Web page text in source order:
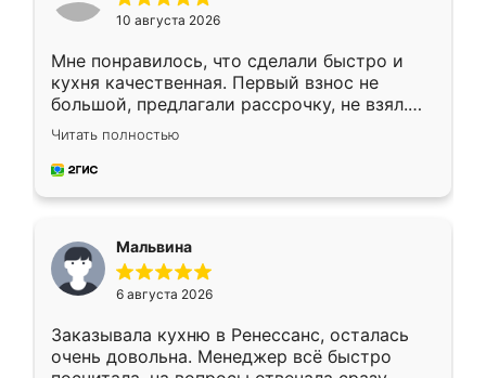
10 августа 2026
Мне понравилось, что сделали быстро и
кухня качественная. Первый взнос не
большой, предлагали рассрочку, не взял.
Ждал меньше месяца, сборщик с прямыми
руками. По цене вышло адекватно.
Рекомендую!
Читать полностью
Мальвина
6 августа 2026
Заказывала кухню в Ренессанс, осталась
очень довольна. Менеджер всё быстро